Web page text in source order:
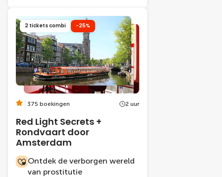
2 tickets combi -25%
375 boekingen 2 uur
Red Light Secrets +
Rondvaart door
Amsterdam
Ontdek de verborgen wereld
van prostitutie